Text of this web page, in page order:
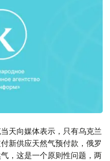
天向媒体表示，只有乌克兰
新供应天然气预付款，俄罗
，这是一个原则性问题，两